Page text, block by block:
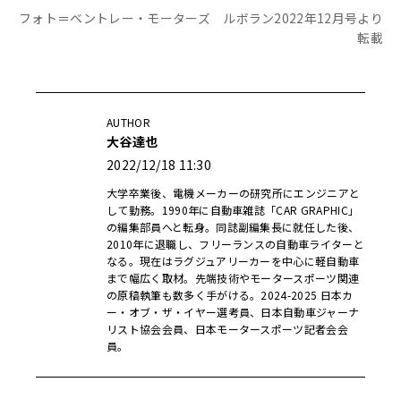
フォト＝ベントレー・モーターズ ルボラン2022年12月号より
転載
AUTHOR
大谷達也
2022/12/18 11:30
大学卒業後、電機メーカーの研究所にエンジニアと
して勤務。1990年に自動車雑誌「CAR GRAPHIC」
の編集部員へと転身。同誌副編集長に就任した後、
2010年に退職し、フリーランスの自動車ライターと
なる。現在はラグジュアリーカーを中心に軽自動車
まで幅広く取材。先端技術やモータースポーツ関連
の原稿執筆も数多く手がける。2024-2025 日本カ
ー・オブ・ザ・イヤー選考員、日本自動車ジャーナ
リスト協会会員、日本モータースポーツ記者会会
員。